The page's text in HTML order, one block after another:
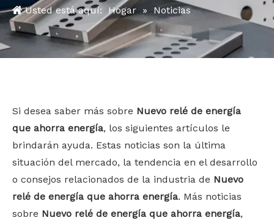
한국어
Türk dili
Usted está aquí: Hogar » Noticias
Si desea saber más sobre Nuevo relé de energía
que ahorra energía, los siguientes artículos le
brindarán ayuda. Estas noticias son la última
situación del mercado, la tendencia en el desarrollo
o consejos relacionados de la industria de Nuevo
relé de energía que ahorra energía. Más noticias
sobre Nuevo relé de energía que ahorra energía,